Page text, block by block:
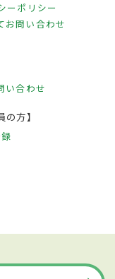
ーポリシー
お問い合わせ
い合わせ
の方】